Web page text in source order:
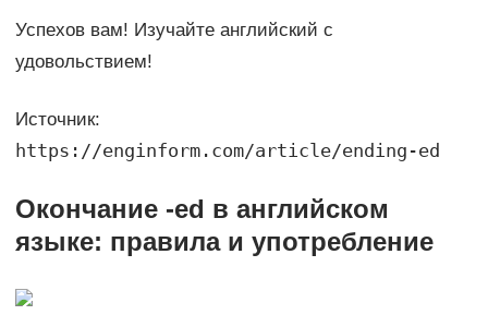
Успехов вам! Изучайте английский с
удовольствием!
Источник:
https://enginform.com/article/ending-ed
Окончание -ed в английском
языке: правила и употребление